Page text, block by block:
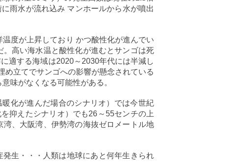
雨水が流れ込み マンホールから水が噴出
度が上昇しており かつ酸性化が進んでい
高い海水温と酸性化が進むとサンゴは死
適する海域は2020～2030年代には半減し
め立てでサンゴへの影響が懸念されている
味がなくなる可能性がある。
化が進んだ場合のシナリオ）では今世紀
抑えたシナリオ）でも26～55センチの上
、大阪湾、伊勢湾の海抜ゼロメートル地
生・・・人類は地球にあと何年生きられ